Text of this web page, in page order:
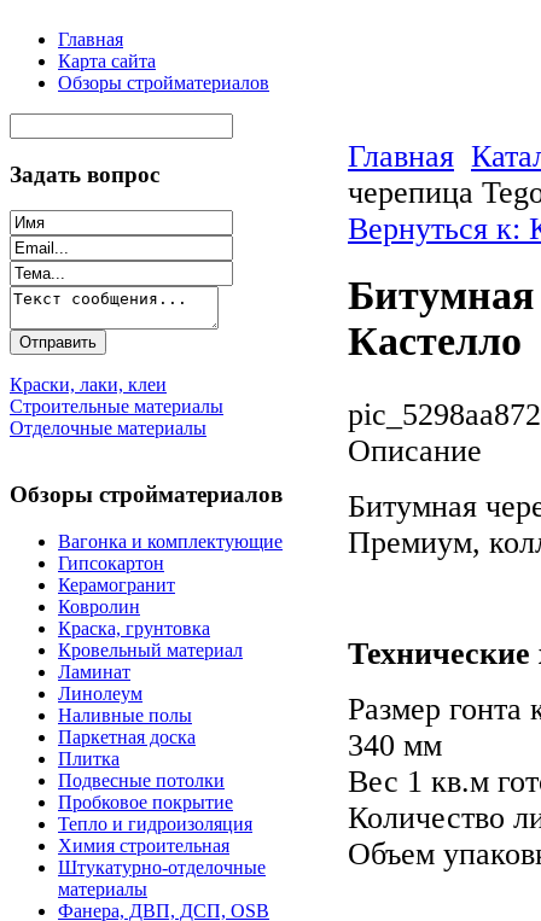
Главная
Карта сайта
Обзоры стройматериалов
Задать вопрос
Краски, лаки, клеи
Строительные материалы
Отделочные материалы
Обзоры стройматериалов
Вагонка и комплектующие
Гипсокартон
Керамогранит
Ковролин
Краска, грунтовка
Кровельный материал
Ламинат
Линолеум
Наливные полы
Паркетная доска
Плитка
Подвесные потолки
Пробковое покрытие
Тепло и гидроизоляция
Химия строительная
Штукатурно-отделочные
материалы
Фанера, ДВП, ДСП, OSB
Главная
черепица
Вернуться к:
Кастелло
Описание
Битумная
Премиум,
Размер
340 мм
Вес 1 кв.м
Количество
Объем